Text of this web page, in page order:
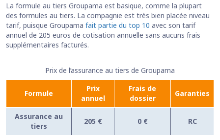
La formule au tiers Groupama est basique, comme la plupart
des formules au tiers. La compagnie est très bien placée niveau
tarif, puisque Groupama fait partie du top 10 avec son tarif
annuel de 205 euros de cotisation annuelle sans aucuns frais
supplémentaires facturés.
Prix de l’assurance au tiers de Groupama
Formule
Prix
annuel
Frais de
dossier
Garanties
Assurance au
tiers
205 € 0 € RC